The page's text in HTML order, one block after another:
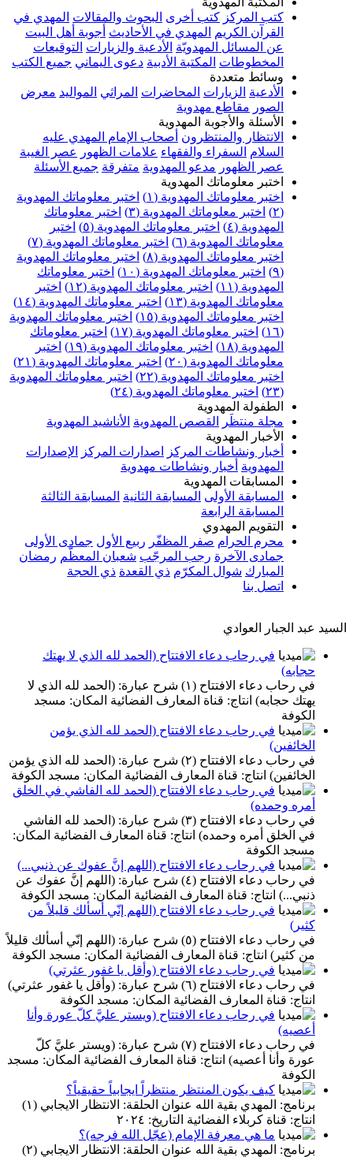
كتب المركز كتب أخرى البحوث والمقالات المهدي في
القرآن الكريم
المهدي في الأحاديث أجوبة أهل البيت
عن المسائل المهدويّة الأدعية والزيارات التوقيعات
المخطوطات المكتبة الأدبية دعوى اليماني جميع الكتب
وسائط متعددة
الأدعية الزيارات المحاضرات المراثي المواليد معرض
الصور مقاطع مهدوية
الأسئلة والأجوبة المهدوية
الانتظار والمنتظرون أصحاب الإمام المهدي عليه
السلام السفراء والفقهاء علامات الظهور
عصر الغيبة
عصر الظهور مدعو المهدوية متفرقة جميع الأسئلة
اختبر معلوماتك المهدوية
اختبر معلوماتك المهدوية (١)
اختبر معلوماتك المهدوية
(٢)
اختبر معلوماتك المهدوية (٣)
اختبر معلوماتك
المهدوية (٤)
اختبر معلوماتك المهدوية (٥)
اختبر
معلوماتك المهدوية (٦)
اختبر معلوماتك المهدوية (٧)
اختبر معلوماتك المهدوية (٨)
اختبر معلوماتك المهدوية
(٩)
اختبر معلوماتك المهدوية (١٠)
اختبر معلوماتك
المهدوية (١١)
اختبر معلوماتك المهدوية (١٢)
اختبر
معلوماتك المهدوية (١٣)
اختبر معلوماتك المهدوية (١٤)
اختبر معلوماتك المهدوية (١٥)
اختبر معلوماتك المهدوية
(١٦)
اختبر معلوماتك المهدوية (١٧)
اختبر معلوماتك
المهدوية (١٨)
اختبر معلوماتك المهدوية (١٩)
اختبر
معلوماتك المهدوية (٢٠)
اختبر معلوماتك المهدوية (٢١)
اختبر معلوماتك المهدوية (٢٢)
اختبر معلوماتك المهدوية
(٢٣)
اختبر معلوماتك المهدوية (٢٤)
الطفولة المهدوية
مجلة منتظَر
القصص المهدوية الأناشيد المهدوية
الأخبار المهدوية
أخبار ونشاطات المركز
اصدارات المركز
الإصدارات
المهدوية أخبار ونشاطات مهدوية
المسابقات المهدوية
المسابقة الأولى المسابقة الثانية المسابقة الثالثة
المسابقة الرابعة
التقويم المهدوي
محرم الحرام صفر المظفّر ربيع الأول جمادى الأولى
جمادى الآخرة رجب المرجّب شعبان المعظّم رمضان
المبارك شوال المكرّم ذي القعدة ذي الحجة
اتصل بنا
السيد عبد الجبار العوادي
في رحاب دعاء الافتتاح (الحمد لله الذي لا يهتك
حجابه)
في رحاب دعاء الافتتاح (١) شرح عبارة: (الحمد لله الذي لا
يهتك حجابه) انتاج: قناة المعارف الفضائية المكان: مسجد
الكوفة
في رحاب دعاء الافتتاح (الحمد لله الذي يؤمن
الخائفين)
في رحاب دعاء الافتتاح (٢) شرح عبارة: (الحمد لله الذي يؤمن
الخائفين) انتاج: قناة المعارف الفضائية المكان: مسجد الكوفة
في رحاب دعاء الافتتاح (الحمد لله الفاشي في الخلق
أمره وحمده)
في رحاب دعاء الافتتاح (٣) شرح عبارة: (الحمد لله الفاشي
في الخلق أمره وحمده) انتاج: قناة المعارف الفضائية المكان:
مسجد الكوفة
في رحاب دعاء الافتتاح (اللهم إنَّ عفوك عن ذنبي...)
في رحاب دعاء الافتتاح (٤) شرح عبارة: (اللهم إنَّ عفوك عن
ذنبي...) انتاج: قناة المعارف الفضائية المكان: مسجد الكوفة
في رحاب دعاء الافتتاح (اللهم إنّي أسألك قليلاً من
كثير)
في رحاب دعاء الافتتاح (٥) شرح عبارة: (اللهم إنّي أسألك قليلاً
من كثير) انتاج: قناة المعارف الفضائية المكان: مسجد الكوفة
في رحاب دعاء الافتتاح (وأقل يا غفور عثرتي)
في رحاب دعاء الافتتاح (٦) شرح عبارة: (وأقل يا غفور عثرتي)
انتاج: قناة المعارف الفضائية المكان: مسجد الكوفة
في رحاب دعاء الافتتاح (ويستر عليَّ كلّ عورة وأنا
أعصيه)
في رحاب دعاء الافتتاح (٧) شرح عبارة: (ويستر عليَّ كلّ
عورة وأنا أعصيه) انتاج: قناة المعارف الفضائية المكان: مسجد
الكوفة
كيف يكون المنتظر منتظراً ايجابياً حقيقياً؟
برنامج: المهدي بقية الله عنوان الحلقة: الانتظار الايجابي (١)
انتاج: قناة كربلاء الفضائية التاريخ: ٢٠٢٤
ما هي معرفة الإمام (عجّل الله فرجه)؟
برنامج: المهدي بقية الله عنوان الحلقة: الانتظار الايجابي (٢)